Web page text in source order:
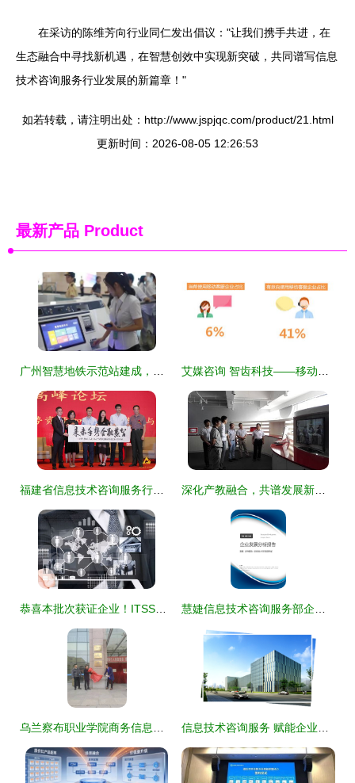
在采访的陈维芳向行业同仁发出倡议："让我们携手共进，在
生态融合中寻找新机遇，在智慧创效中实现新突破，共同谱写信息
技术咨询服务行业发展的新篇章！"
如若转载，请注明出处：http://www.jspjqc.com/product/21.html
更新时间：2026-08-05 12:26:53
最新产品 Product